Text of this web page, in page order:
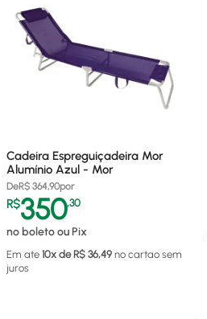
Cadeira Espreguiçadeira Mor
Alumínio Azul - Mor
DeR$ 364,90por
R$350,30
no boleto ou Pix
Em ate 10x de R$ 36,49 no cartao sem
juros